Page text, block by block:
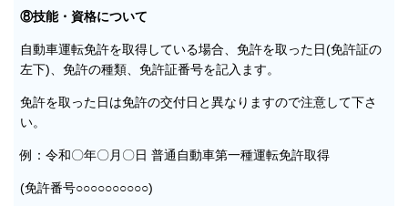
⑧技能・資格について
自動車運転免許を取得している場合、免許を取った日(免許証の
左下)、免許の種類、免許証番号を記入ます。
免許を取った日は免許の交付日と異なりますので注意して下さ
い。
例：令和〇年〇月〇日 普通自動車第一種運転免許取得
(免許番号○○○○○○○○○○)